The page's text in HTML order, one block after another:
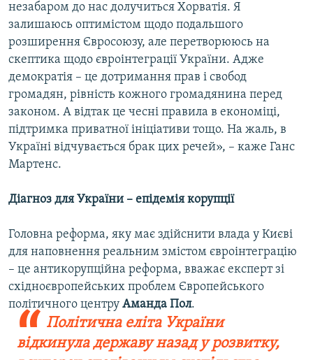
незабаром до нас долучиться Хорватія. Я
залишаюсь оптимістом щодо подальшого
розширення Євросоюзу, але перетворююсь на
скептика щодо євроінтеграції України. Адже
демократія – це дотримання прав і свобод
громадян, рівність кожного громадянина перед
законом. А відтак це чесні правила в економіці,
підтримка приватної ініціативи тощо. На жаль, в
Україні відчувається брак цих речей», – каже Ганс
Мартенс.
Діагноз для України – епідемія корупції
Головна реформа, яку має здійснити влада у Києві
для наповнення реальним змістом євроінтеграцію
– це антикорупційна реформа, вважає експерт зі
східноєвропейських проблем Європейського
політичного центру Аманда Пол.
Політична еліта України
відкинула державу назад у розвитку,